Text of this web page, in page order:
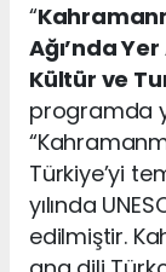
“
Ağı’nda
Kültür ve
programda
Türkiye’yi
yılında
edilmiştir.